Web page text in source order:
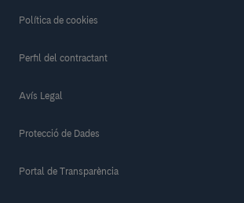
Política de cookies
Perfil del contractant
Avís Legal
Protecció de Dades
Portal de Transparència